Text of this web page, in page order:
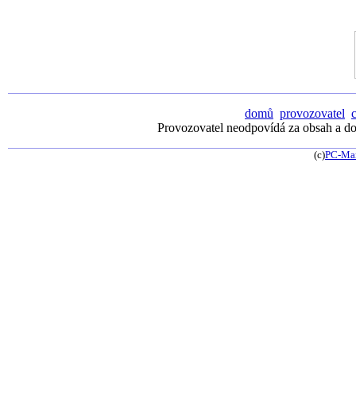
domů provozovatel
Provozovatel neodpovídá za obsah a
(c)PC-